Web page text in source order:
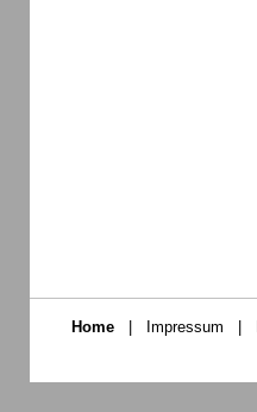
Home Impressum